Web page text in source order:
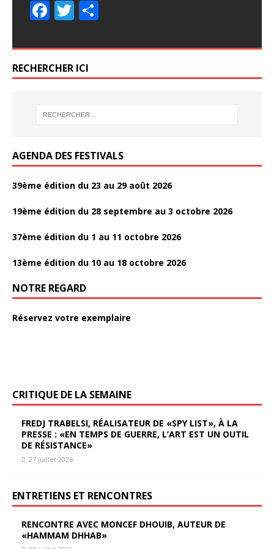
F
e
b
o
T
itt
er
ta
F
e
b
o
T
itt
er
ta
b
o
o
k
er
er
e
o
o
itt
er
b
o
o
k
er
er
RECHERCHER ICI
AGENDA DES FESTIVALS
39ème édition du 23 au 29 août 2026
19ème édition du 28 septembre au 3 octobre 2026
37ème édition du 1 au 11 octobre 2026
13ème édition du 10 au 18 octobre 2026
NOTRE REGARD
Réservez votre exemplaire
CRITIQUE DE LA SEMAINE
FREDJ TRABELSI, RÉALISATEUR DE «SPY LIST», À LA
PRESSE : «EN TEMPS DE GUERRE, L’ART EST UN OUTIL
DE RÉSISTANCE»
27 juillet 2026
ENTRETIENS ET RENCONTRES
RENCONTRE AVEC MONCEF DHOUIB, AUTEUR DE
«HAMMAM DHHAB»